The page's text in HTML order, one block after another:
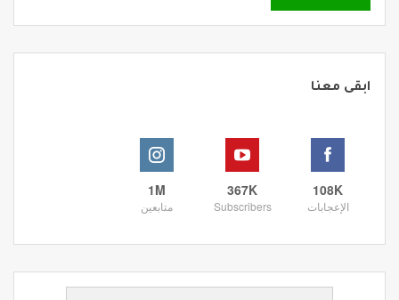
ابقى معنا
108K
الإعجابات
367K
Subscribers
1M
متابعين